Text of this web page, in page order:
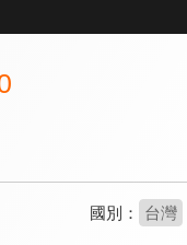
國別： 台灣